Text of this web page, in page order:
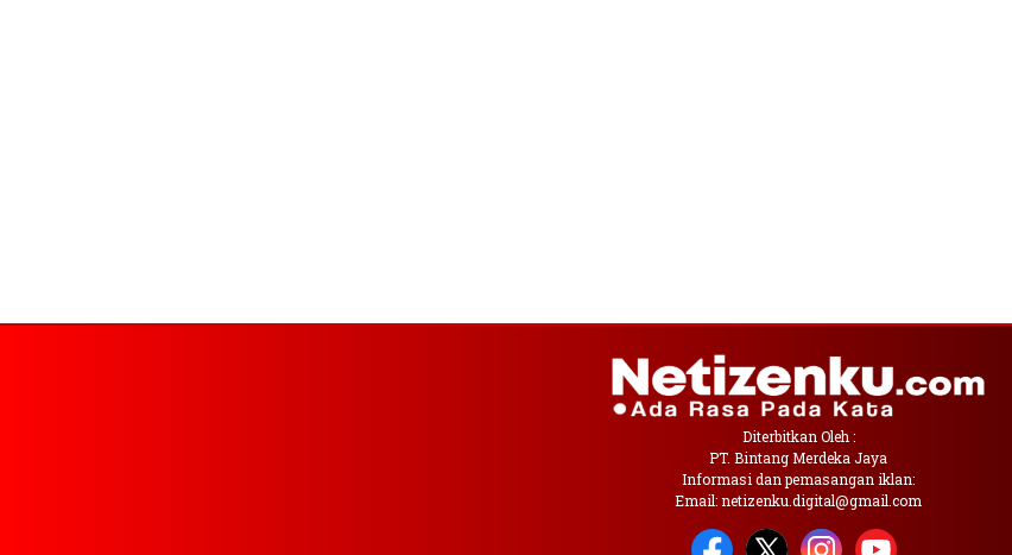
Diterbitkan Oleh :
PT. Bintang Merdeka Jaya
Informasi dan pemasangan iklan:
Email: netizenku.digital@gmail.com